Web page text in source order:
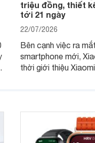
triệu đồng, thiết
tới 21 ngày
22/07/2026
Bên cạnh việc ra
smartphone mới,
thời giới thiệu